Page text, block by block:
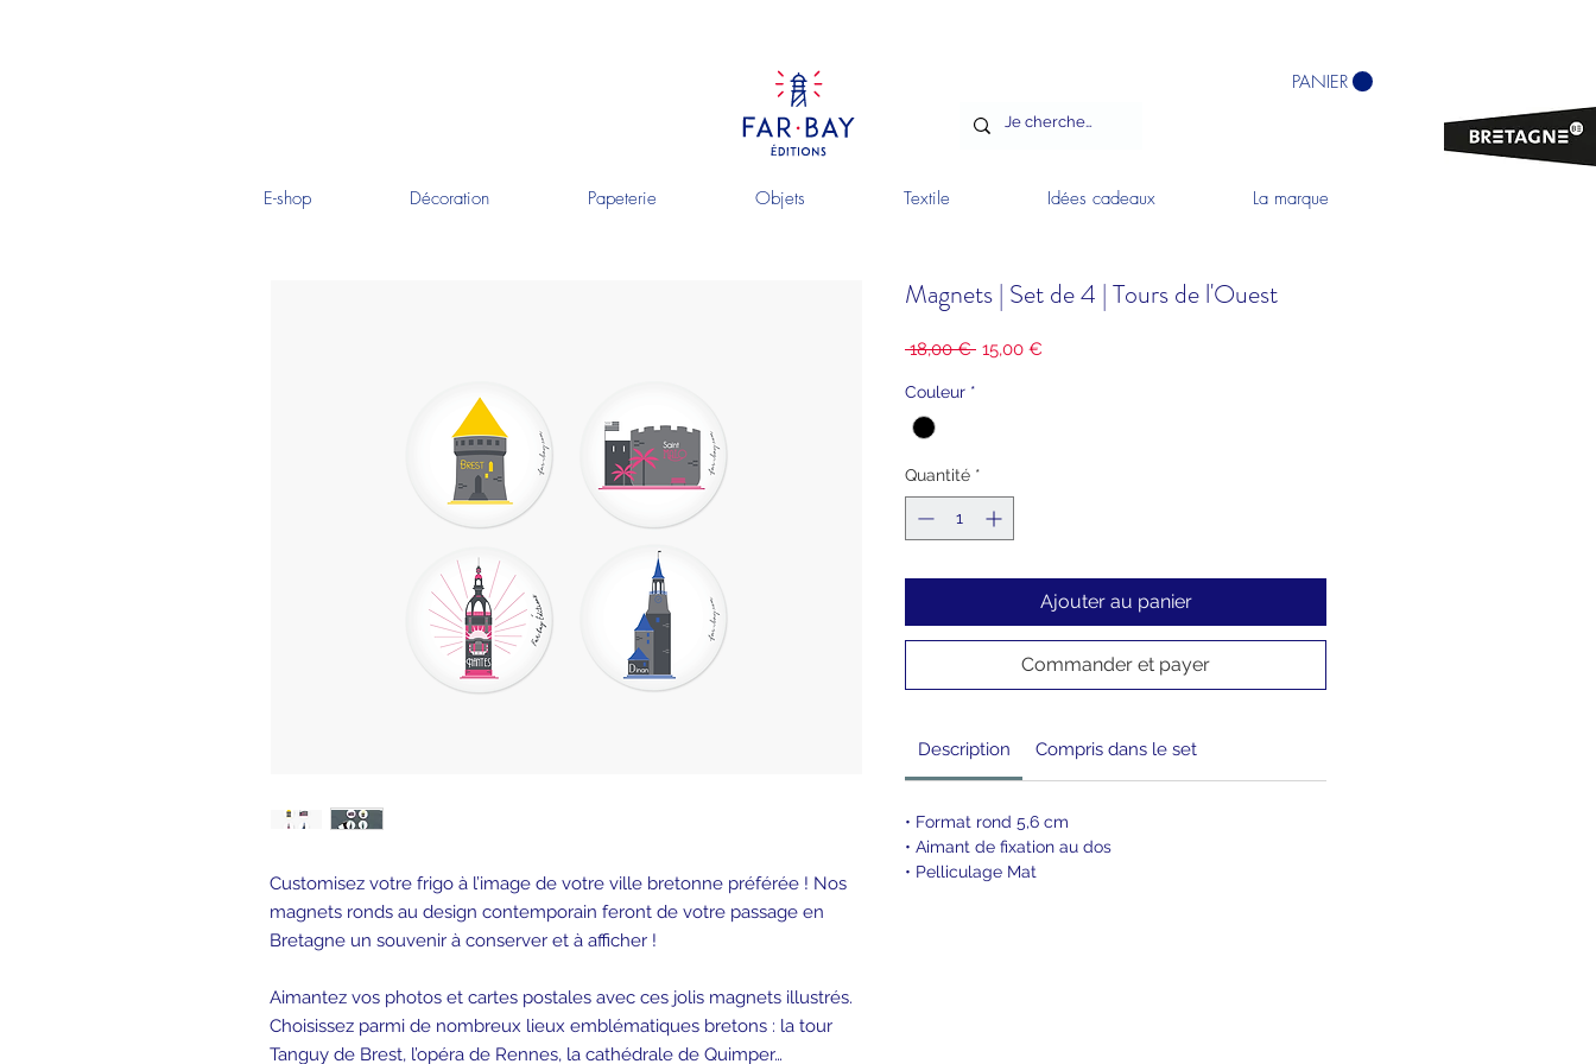
Customisez votre frigo à l’image de votre ville bretonne préférée ! Nos
magnets ronds au design contemporain feront de votre passage en
Bretagne un souvenir à conserver et à afficher !
Aimantez vos photos et cartes postales avec ces jolis magnets illustrés.
Choisissez parmi de nombreux lieux emblématiques bretons : la tour
Tanguy de Brest, l’opéra de Rennes, la cathédrale de Quimper…
Magnets | Set de 4 | Tours de l'Ouest
18,00 € Prix
15,00 €
Couleur *
Quantité *
Ajouter au panier
Commander et payer
Description Compris dans le set
• Format rond 5,6 cm
• Aimant de fixation au dos
• Pelliculage Mat
E-shop Décoration Papeterie Objets Textile Idées cadeaux La marque
PANIER